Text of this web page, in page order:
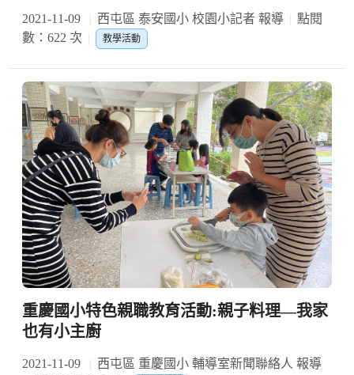
2021-11-09 西屯區 泰安國小 校園小記者 報導
點閱
數：622 次
教學活動
重慶國小特色親職教育活動:親子料理—我家
也有小主廚
2021-11-09
西屯區 重慶國小 輔導室新聞聯絡人 報導